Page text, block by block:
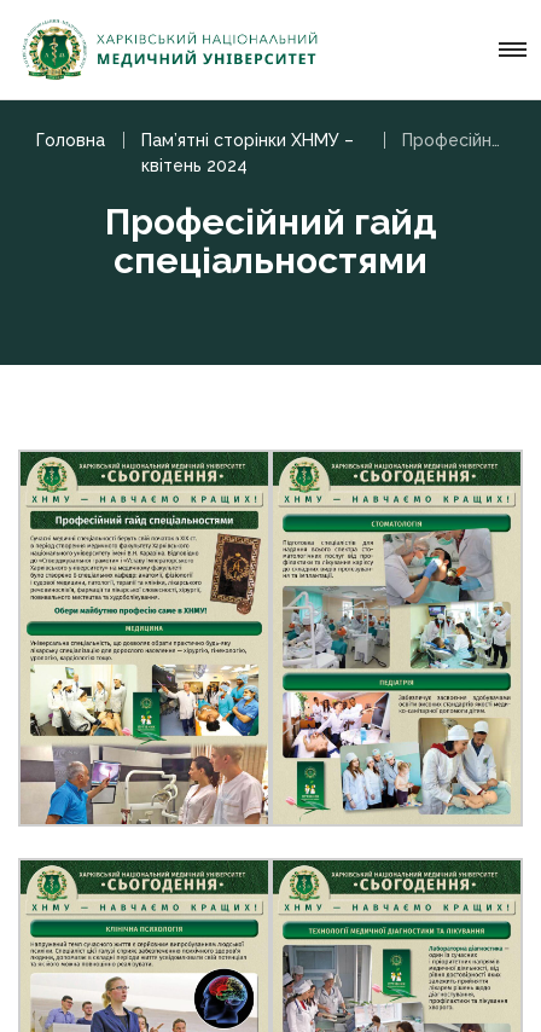
Головна
Пам’ятні сторінки ХНМУ –
квітень 2024
Професійний гайд
спеціальностями